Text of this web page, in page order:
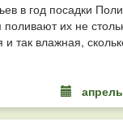
в год посадки
их не
и так влажная,